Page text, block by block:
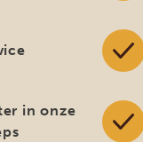
in onze